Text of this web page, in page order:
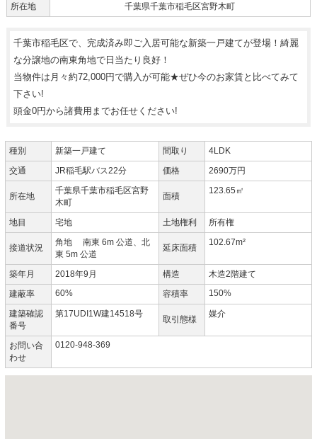
所在地 千葉県千葉市稲毛区宮野木町
千葉市稲毛区で、完成済み即ご入居可能な新築一戸建てが登場！綺麗
な分譲地の南東角地で日当たり良好！
当物件は月々約72,000円で購入が可能★ぜひ今のお家賃と比べてみて
下さい!
頭金0円から諸費用までお任せください!
種別 新築一戸建て 間取り
4LDK
交通
JR稲毛駅バス22分 価格 2690万円
所在地
千葉県千葉市稲毛区宮野
木町
面積
123.65㎡
地目 宅地 土地権利 所有権
接道状況
角地 南東 6m 公道、北
東 5m 公道
延床面積
102.67m²
築年月 2018年9月 構造
木造2階建て
建蔽率
60% 容積率 150%
建築確認
番号
第17UDI1W建14518号
取引態様
媒介
お問い合
わせ
0120-948-369